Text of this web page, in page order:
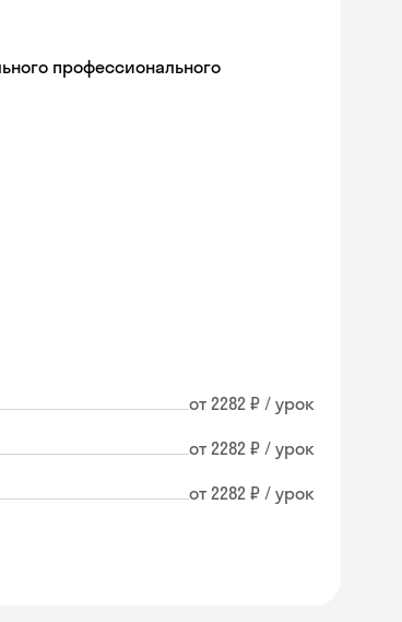
профессионального
от 2282 ₽ / урок
от 2282 ₽ / урок
от 2282 ₽ / урок